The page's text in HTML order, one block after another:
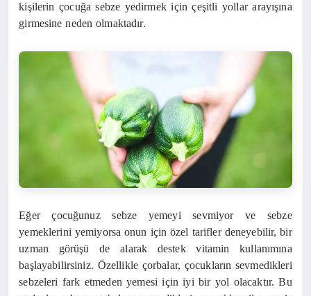
kişilerin çocuğa sebze yedirmek için çeşitli yollar arayışına
girmesine neden olmaktadır.
Eğer çocuğunuz sebze yemeyi sevmiyor ve sebze
yemeklerini yemiyorsa onun için özel tarifler deneyebilir, bir
uzman görüşü de alarak destek vitamin kullanımına
başlayabilirsiniz. Özellikle çorbalar, çocukların sevmedikleri
sebzeleri fark etmeden yemesi için iyi bir yol olacaktır. Bu